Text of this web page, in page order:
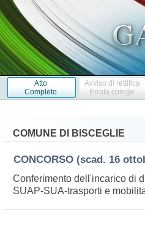
Atto
Completo
Avviso di rettifica
Errata corrige
COMUNE DI BISCEGLIE
CONCORSO (scad. 16
Conferimento dell'incarico di
SUAP-SUA-trasporti e